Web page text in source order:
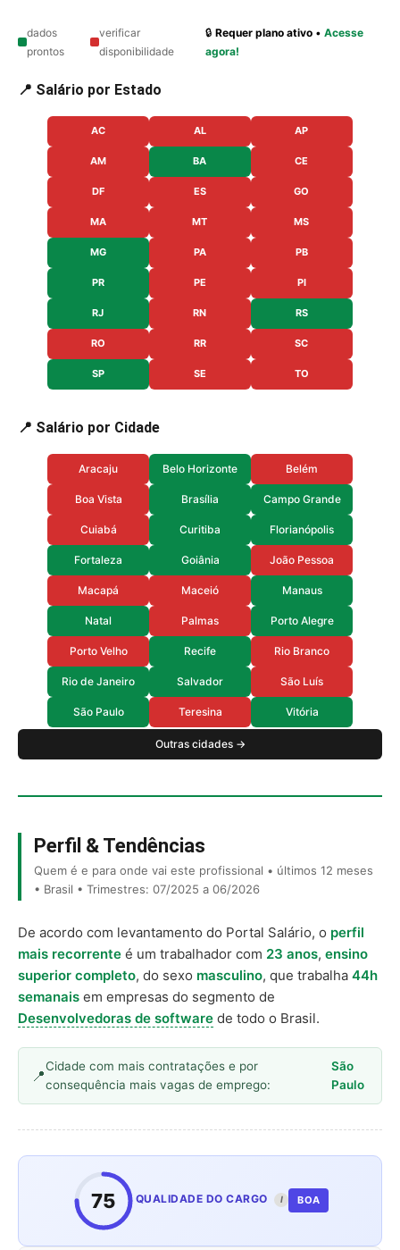
dados
prontos
verificar
disponibilidade
🔒Requer plano ativo •Acesse
agora!
📍 Salário por Estado
AC AL AP
AM BA CE
DF ES GO
MA MT MS
MG PA PB
PR PE PI
RJ RN RS
RO RR SC
SP SE TO
📍 Salário por Cidade
Aracaju Belo Horizonte Belém
Boa Vista Brasília Campo Grande
Cuiabá Curitiba Florianópolis
Fortaleza Goiânia João Pessoa
Macapá Maceió Manaus
Natal Palmas Porto Alegre
Porto Velho Recife Rio Branco
Rio de Janeiro Salvador São Luís
São Paulo Teresina Vitória
Outras cidades →
Perfil & Tendências
Quem é e para onde vai este profissional • últimos 12 meses
• Brasil • Trimestres: 07/2025 a 06/2026
De acordo com levantamento do Portal Salário, o perfil
mais recorrente é um trabalhador com 23 anos, ensino
superior completo, do sexo masculino, que trabalha 44h
semanais em empresas do segmento de
Desenvolvedoras de software de todo o Brasil.
Cidade com mais contratações e por
consequência mais vagas de emprego:
São
Paulo
75 QUALIDADE DO CARGO I BOA